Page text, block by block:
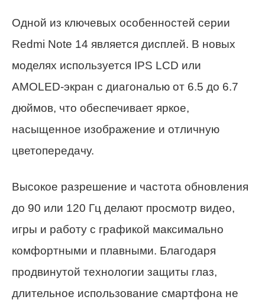
Одной из ключевых особенностей серии
Redmi Note 14 является дисплей. В новых
моделях используется IPS LCD или
AMOLED-экран с диагональю от 6.5 до 6.7
дюймов, что обеспечивает яркое,
насыщенное изображение и отличную
цветопередачу.
Высокое разрешение и частота обновления
до 90 или 120 Гц делают просмотр видео,
игры и работу с графикой максимально
комфортными и плавными. Благодаря
продвинутой технологии защиты глаз,
длительное использование смартфона не